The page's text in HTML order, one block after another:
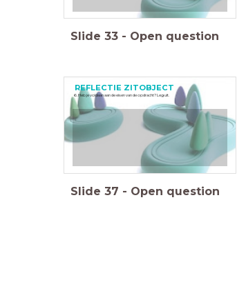
Slide 33 - Open question
REFLECTIE ZITOBJECT
6. Heb je voldaan aan de eisen van de opdracht? Leg uit.
Slide 37 - Open question